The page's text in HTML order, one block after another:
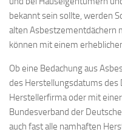
bekannt sein sollte, werden
alten Asbestzementdächern
können mit einem
Ob eine Bedachung aus
des Herstellungsdatums des
Herstellerfirma oder mit
Bundesverband der
auch fast alle namhaften